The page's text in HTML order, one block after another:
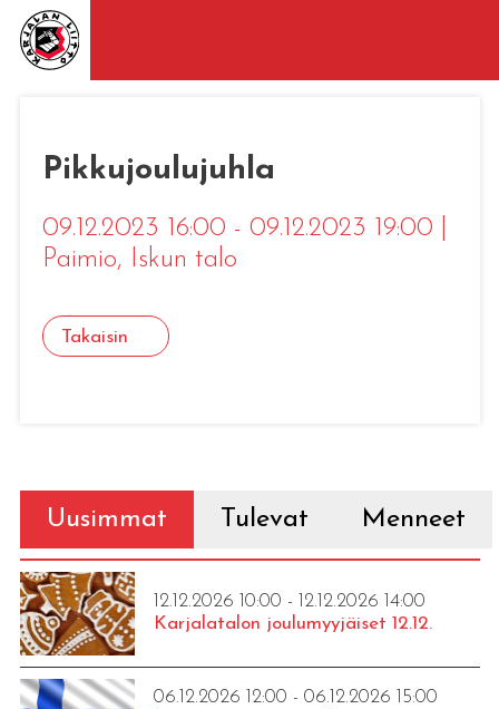
Pikkujoulujuhla
09.12.2023 16:00 - 09.12.2023 19:00
Paimio, Iskun talo
Takaisin
Uusimmat Tulevat Menneet
12.12.2026 10:00 - 12.12.2026 14:00
Karjalatalon joulumyyjäiset 12.12.
06.12.2026 12:00 - 06.12.2026 15:00